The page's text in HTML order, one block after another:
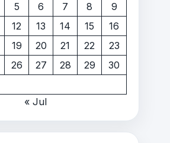
5 6 7 8
9
12 13 14 15
16
19 20 21 22
23
26 27 28 29
30
« Jul